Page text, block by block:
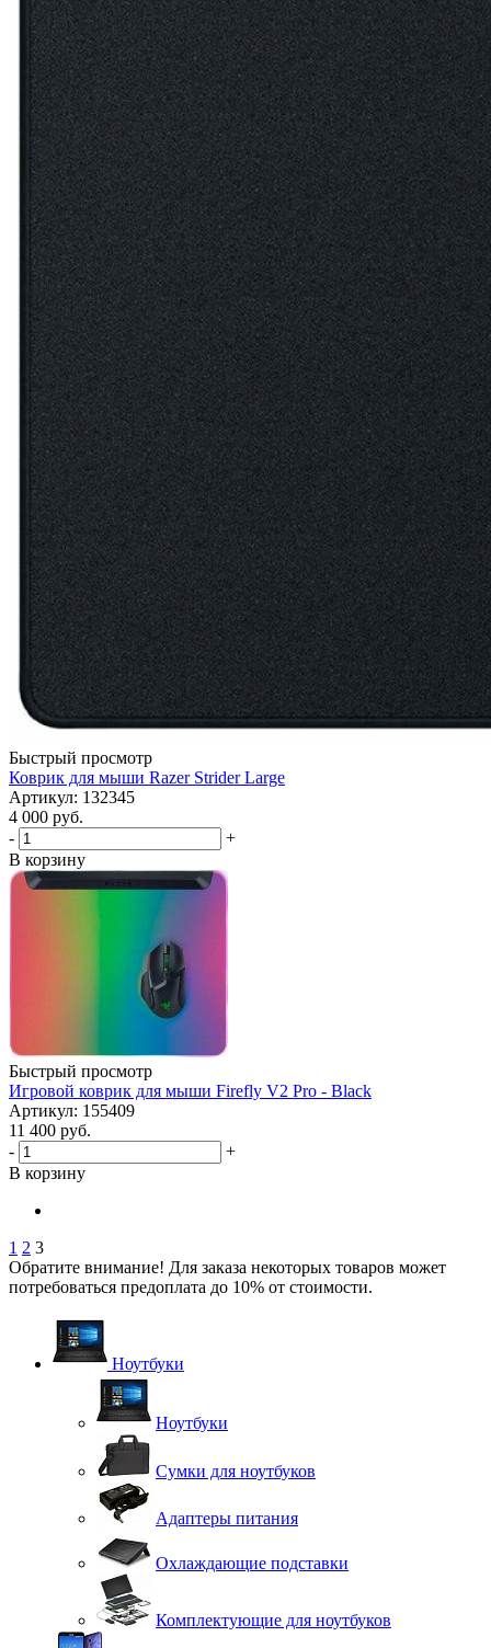
Быстрый просмотр
Коврик для мыши Razer Strider Large
Артикул: 132345
4 000 руб.
-
+
В корзину
Быстрый просмотр
Игровой коврик для мыши Firefly V2 Pro - Black
Артикул: 155409
11 400 руб.
-
+
В корзину
1 2 3
Обратите внимание! Для заказа некоторых товаров может
потребоваться предоплата до 10% от стоимости.
Ноутбуки
Ноутбуки
Сумки для ноутбуков
Адаптеры питания
Охлаждающие подставки
Комплектующие для ноутбуков